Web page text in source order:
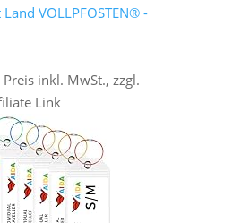
Land VOLLPFOSTEN® -
Preis inkl. MwSt., zzgl.
Link